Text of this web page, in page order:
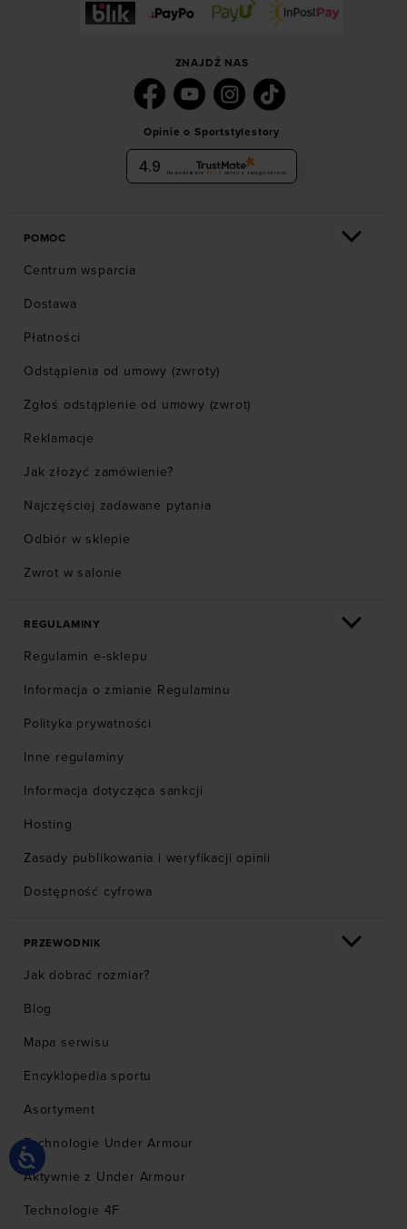
ZNAJDŹ NAS
Opinie o Sportstylestory
4.9 Na podstawie 6036 opinii z całego okresu
POMOC
Centrum wsparcia
Dostawa
Płatności
Odstąpienia od umowy (zwroty)
Zgłoś odstąpienie od umowy (zwrot)
Reklamacje
Jak złożyć zamówienie?
Najczęściej zadawane pytania
Odbiór w sklepie
Zwrot w salonie
REGULAMINY
Regulamin e-sklepu
Informacja o zmianie Regulaminu
Polityka prywatności
Inne regulaminy
Informacja dotycząca sankcji
Hosting
Zasady publikowania i weryfikacji opinii
Dostępność cyfrowa
PRZEWODNIK
Jak dobrać rozmiar?
Blog
Mapa serwisu
Encyklopedia sportu
Asortyment
Technologie Under Armour
Aktywnie z Under Armour
Technologie 4F